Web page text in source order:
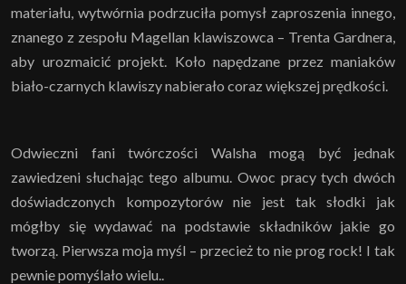
materiału, wytwórnia podrzuciła pomysł zaproszenia innego,
znanego z zespołu Magellan klawiszowca – Trenta Gardnera,
aby urozmaicić projekt. Koło napędzane przez maniaków
biało-czarnych klawiszy nabierało coraz większej prędkości.
Odwieczni fani twórczości Walsha mogą być jednak
zawiedzeni słuchając tego albumu. Owoc pracy tych dwóch
doświadczonych kompozytorów nie jest tak słodki jak
mógłby się wydawać na podstawie składników jakie go
tworzą. Pierwsza moja myśl – przecież to nie prog rock! I tak
pewnie pomyślało wielu..